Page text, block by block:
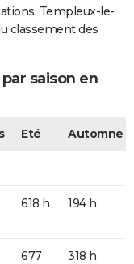
Templeux-le-
classement des
saison en
Eté Automne
618 h 194 h
677
318 h